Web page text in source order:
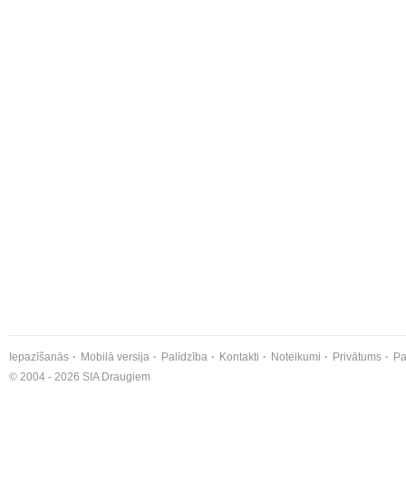
Iepazīšanās Mobilā versija Palīdzība Kontakti Noteikumi Privātums
© 2004 - 2026 SIA Draugiem